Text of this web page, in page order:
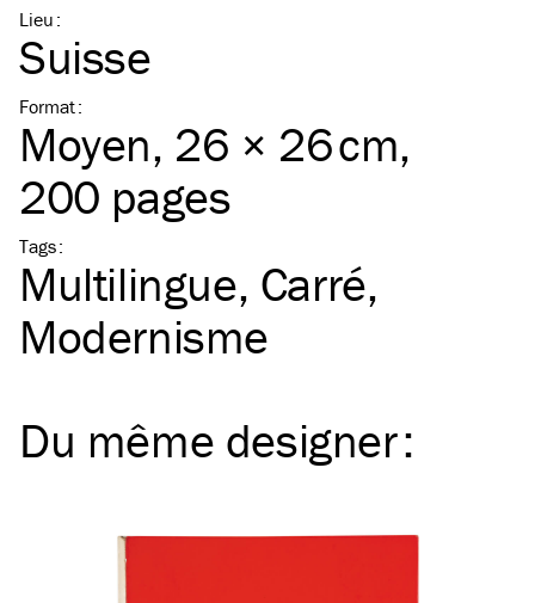
Lieu :
Suisse
Format:
Moyen, 26 × 26 cm,
200 pages
Tags:
Multilingue Carré
Modernisme
Du même designer: